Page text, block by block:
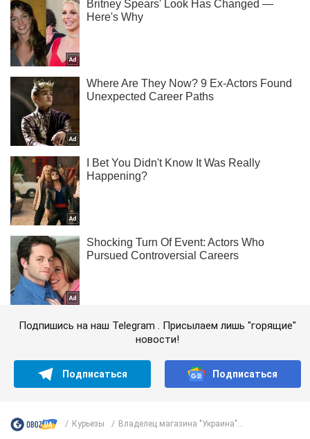
Подпишись на наш Telegram . Присылаем лишь "горящие"
новости!
Подписаться Подписаться
Курьезы Владелец магазина "Украина"...